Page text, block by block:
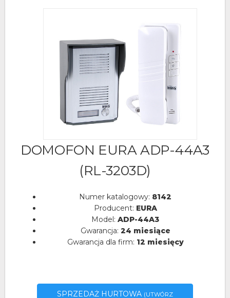
DOMOFON EURA ADP-44A3
(RL-3203D)
Numer katalogowy: 8142
Producent: EURA
Model: ADP-44A3
Gwarancja: 24 miesiące
Gwarancja dla firm: 12 miesięcy
SPRZEDAŻ HURTOWA (UTWÓRZ